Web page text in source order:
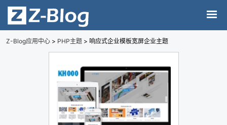
Z-Blog应用中心 > PHP主题 > 响应式企业模板宽屏企业主题